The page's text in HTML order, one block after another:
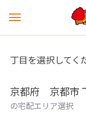
メ
ュ
を
丁目を選択してく
京都府 京都市
の宅配エリア選択